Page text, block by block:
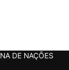
DE NAÇÕES